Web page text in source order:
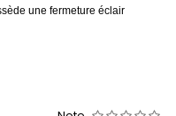
une fermeture éclair